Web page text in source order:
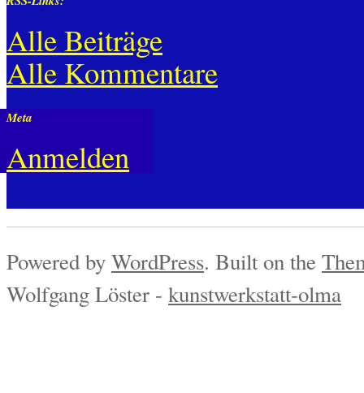
Alle Beiträge
Alle Kommentare
Meta
Anmelden
Powered byWordPress. Built on the
Wolfgang Löster - kunstwerkstatt-olma